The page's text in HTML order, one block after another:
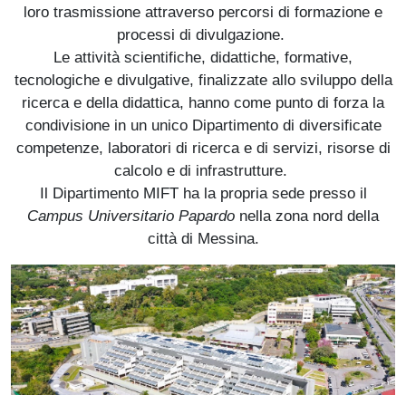
loro trasmissione attraverso percorsi di formazione e
processi di divulgazione.
Le attività scientifiche, didattiche, formative,
tecnologiche e divulgative, finalizzate allo sviluppo della
ricerca e della didattica, hanno come punto di forza la
condivisione in un unico Dipartimento di diversificate
competenze, laboratori di ricerca e di servizi, risorse di
calcolo e di infrastrutture.
Il Dipartimento MIFT ha la propria sede presso il
Campus Universitario Papardo nella zona nord della
città di Messina.
Immagine